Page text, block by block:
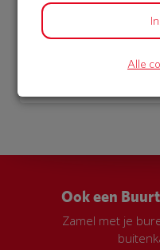
Bekijk
Ook een
Zamel met je
Alle